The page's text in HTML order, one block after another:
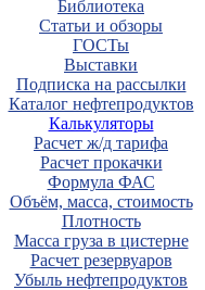
Библиотека
Статьи и обзоры
ГОСТы
Выставки
Подписка на рассылки
Каталог нефтепродуктов
Калькуляторы
Расчет ж/д тарифа
Расчет прокачки
Формула ФАС
Объём, масса, стоимость
Плотность
Масса груза в цистерне
Расчет резервуаров
Убыль нефтепродуктов